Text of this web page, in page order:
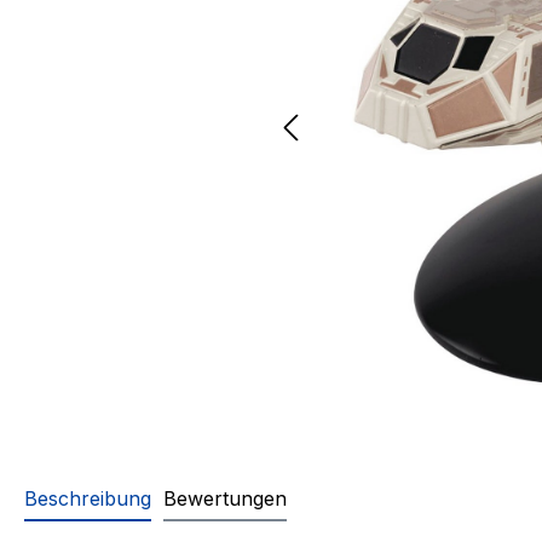
Beschreibung Bewertungen